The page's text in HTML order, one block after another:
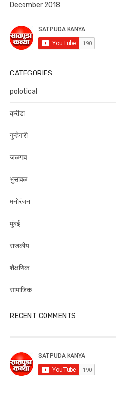
December 2018
CATEGORIES
polotical
क्रीडा
गुन्हेगारी
जळगाव
भुसावळ
मनोरंजन
मुंबई
राजकीय
शैक्षणिक
सामाजिक
RECENT COMMENTS